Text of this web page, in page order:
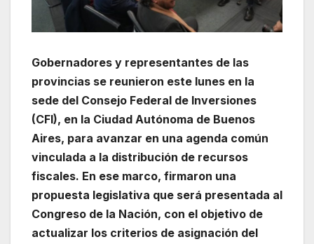
Gobernadores y representantes de las
provincias se reunieron este lunes en la
sede del Consejo Federal de Inversiones
(CFI), en la Ciudad Autónoma de Buenos
Aires, para avanzar en una agenda común
vinculada a la distribución de recursos
fiscales. En ese marco, firmaron una
propuesta legislativa que será presentada al
Congreso de la Nación, con el objetivo de
actualizar los criterios de asignación del